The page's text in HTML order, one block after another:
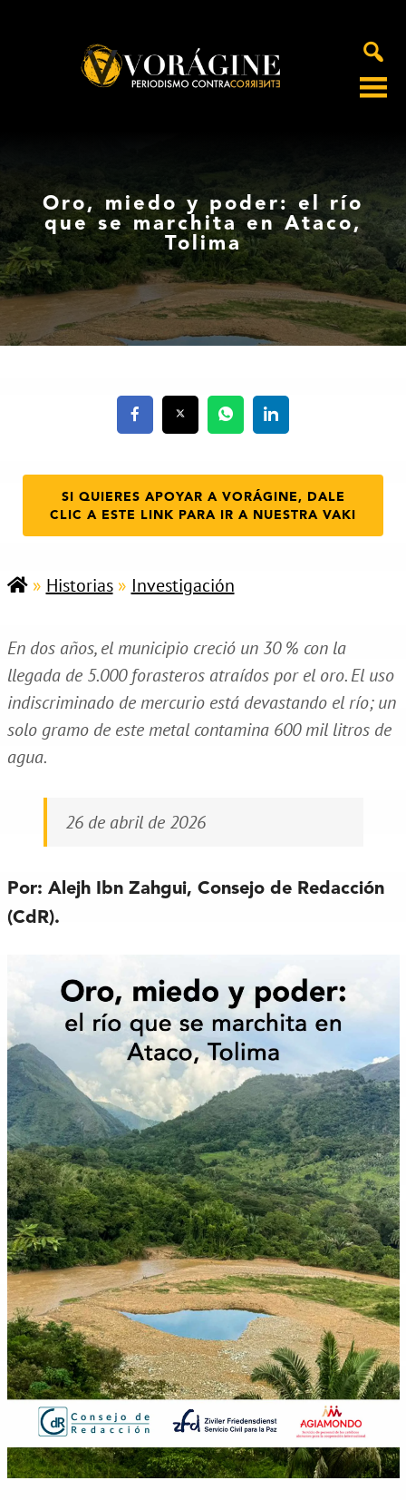
Oro, miedo y poder: el río
que se marchita en Ataco,
Tolima
SI QUIERES APOYAR A VORÁGINE, DALE
CLIC A ESTE LINK PARA IR A NUESTRA VAKI
» Historias» Investigación
En dos años, el municipio creció un 30 % con la
llegada de 5.000 forasteros atraídos por el oro. El uso
indiscriminado de mercurio está devastando el río; un
solo gramo de este metal contamina 600 mil litros de
agua.
26 de abril de 2026
Por: Alejh Ibn Zahgui, Consejo de Redacción
(CdR).